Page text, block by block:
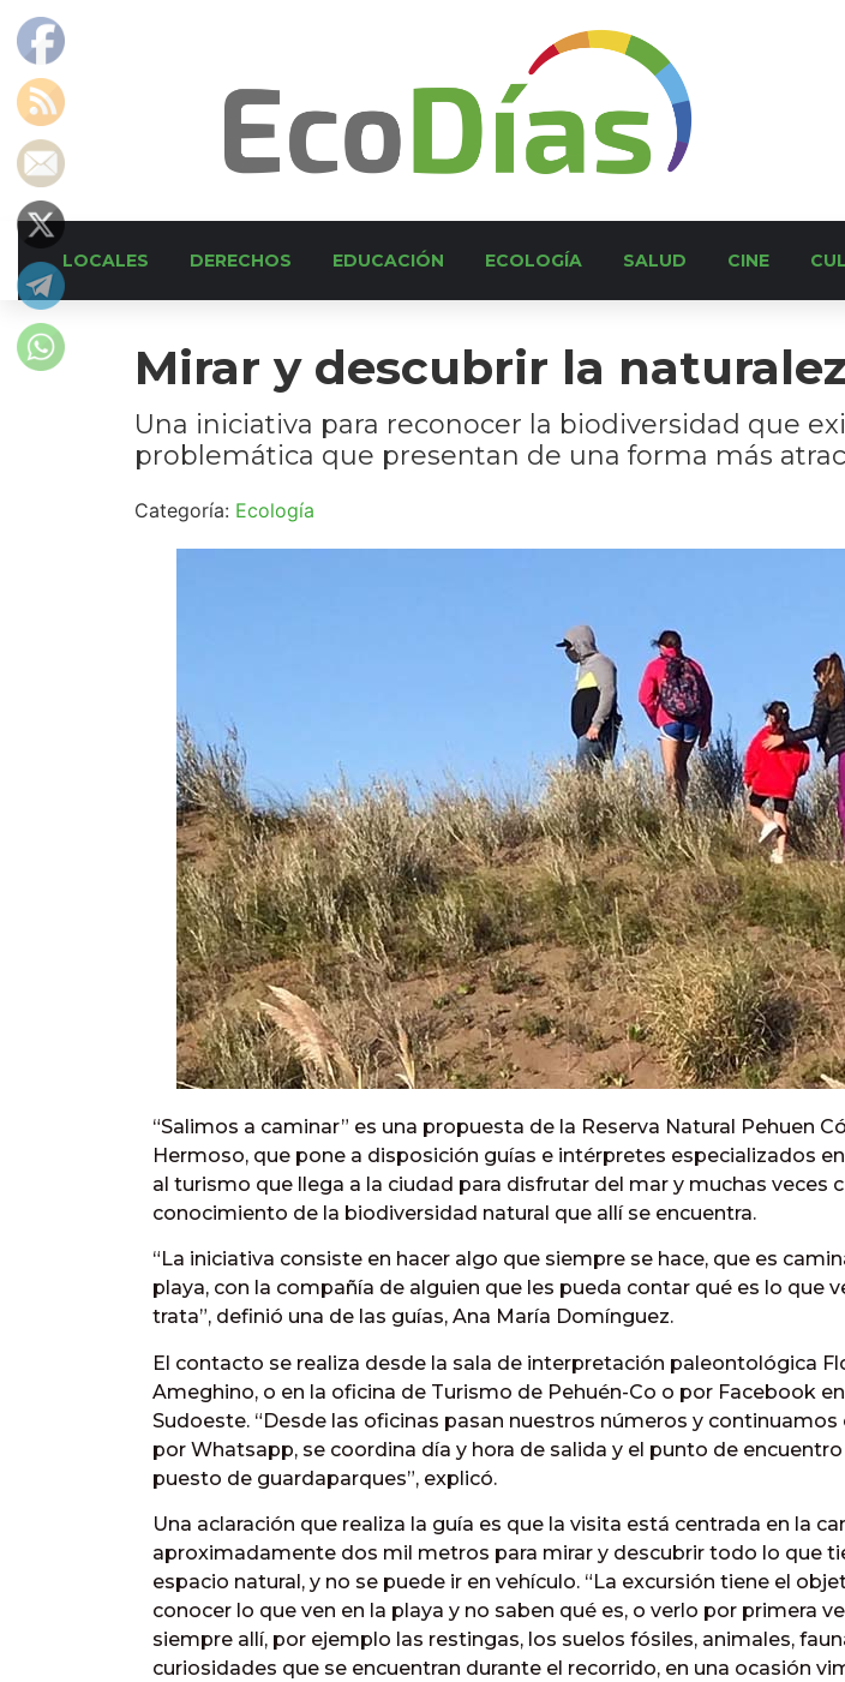
LOCALES DERECHOS EDUCACIÓN ECOLOGÍA SALUD CINE
Mirar y descubrir la
Una iniciativa para reconocer la biodiversidad que
problemática que presentan de una forma más
Categoría: Ecología
“Salimos a caminar” es una propuesta de la Reserva Natural Pehuen
Hermoso, que pone a disposición guías e intérpretes especializados
al turismo que llega a la ciudad para disfrutar del mar y muchas veces
conocimiento de la biodiversidad natural que allí se encuentra.
“La iniciativa consiste en hacer algo que siempre se hace, que es
playa, con la compañía de alguien que les pueda contar qué es lo que
trata”, definió una de las guías, Ana María Domínguez.
El contacto se realiza desde la sala de interpretación paleontológica
Ameghino, o en la oficina de Turismo de Pehuén-Co o por Facebook
Sudoeste. “Desde las oficinas pasan nuestros números y
por Whatsapp, se coordina día y hora de salida y el punto de encuentro
puesto de guardaparques”, explicó.
Una aclaración que realiza la guía es que la visita está centrada en la
aproximadamente dos mil metros para mirar y descubrir todo lo que
espacio natural, y no se puede ir en vehículo. “La excursión tiene el
conocer lo que ven en la playa y no saben qué es, o verlo por primera
siempre allí, por ejemplo las restingas, los suelos fósiles, animales,
curiosidades que se encuentran durante el recorrido, en una ocasión